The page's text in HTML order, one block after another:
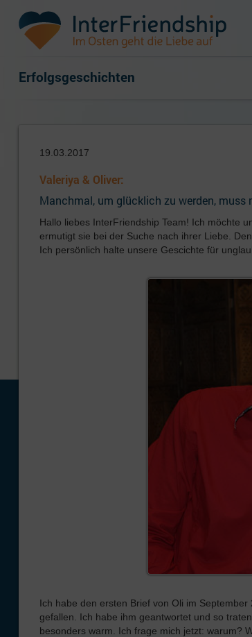
19.03.2017
Valeriya & Oliver:
Manchmal, um glücklich zu werden, muss
Hallo liebes InterFriendship Team! Ich möchte
ermutigt sie bei der Suche nach ihrer Liebe.
Ich persönlich halte unsere Gescichte für
Ich habe den ersten Brief von Oli im
gefallen. Ich habe ihm geantwortet und so
besonders warm. Ich frage mich jetzt: warum?
Erfolgsgeschichten